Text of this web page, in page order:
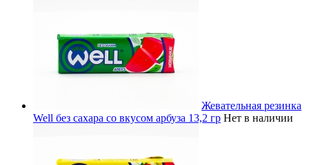
Жевательная резинка
Well без сахара со вкусом арбуза 13,2 гр Нет в наличии